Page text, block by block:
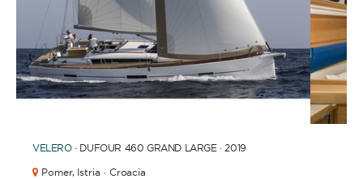
VELERO · DUFOUR 460 GRAND LARGE · 2019
Pomer, Istria · Croacia